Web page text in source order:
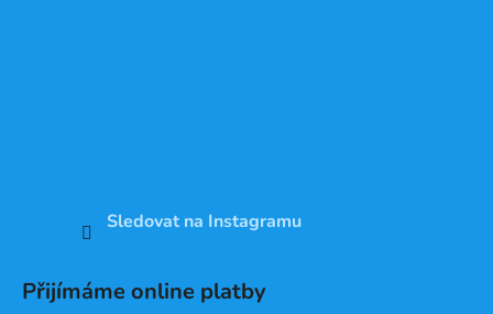
Sledovat na Instagramu
Přijímáme online platby